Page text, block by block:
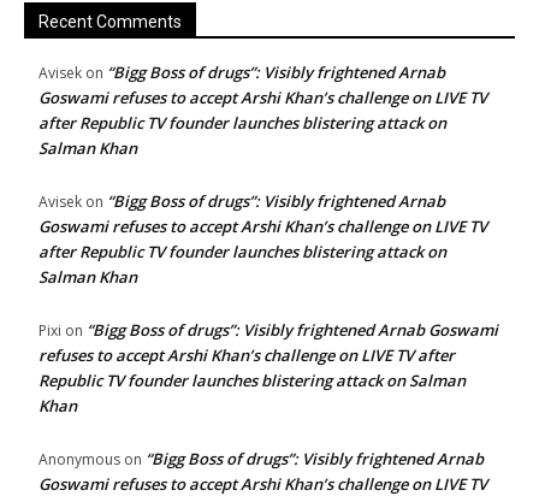
Recent Comments
Avisek on “Bigg Boss of drugs”: Visibly frightened Arnab
Goswami refuses to accept Arshi Khan’s challenge on LIVE TV
after Republic TV founder launches blistering attack on
Salman Khan
Avisek on “Bigg Boss of drugs”: Visibly frightened Arnab
Goswami refuses to accept Arshi Khan’s challenge on LIVE TV
after Republic TV founder launches blistering attack on
Salman Khan
Pixi on “Bigg Boss of drugs”: Visibly frightened Arnab Goswami
refuses to accept Arshi Khan’s challenge on LIVE TV after
Republic TV founder launches blistering attack on Salman
Khan
Anonymous on “Bigg Boss of drugs”: Visibly frightened Arnab
Goswami refuses to accept Arshi Khan’s challenge on LIVE TV